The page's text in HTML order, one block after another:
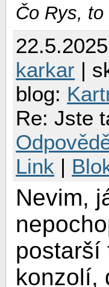
Čo Rys, to
karkar |
blog:
Re: Jste
Link |
Nevim,
postarší
konzolí,